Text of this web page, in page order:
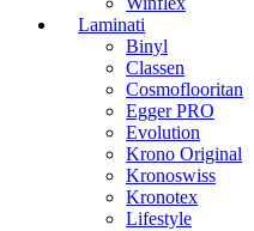
Laminati
Binyl
Classen
Cosmoflooritan
Egger PRO
Evolution
Krono Original
Kronoswiss
Kronotex
Lifestyle